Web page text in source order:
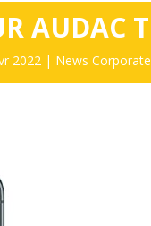
AUDAC
2022| News